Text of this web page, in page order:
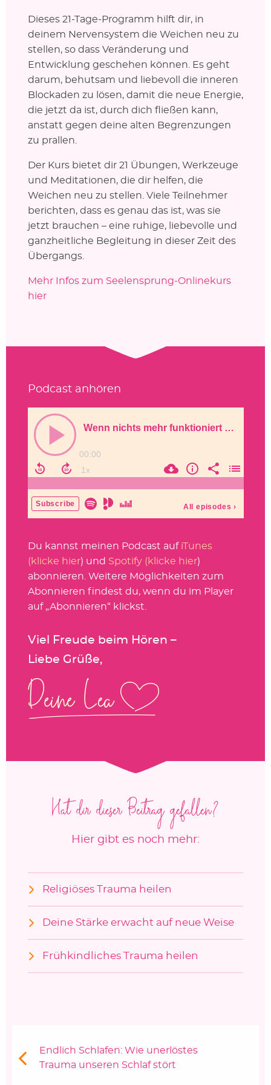
Dieses 21-Tage-Programm hilft dir, in
deinem Nervensystem die Weichen neu zu
stellen, so dass Veränderung und
Entwicklung geschehen können. Es geht
darum, behutsam und liebevoll die inneren
Blockaden zu lösen, damit die neue Energie,
die jetzt da ist, durch dich fließen kann,
anstatt gegen deine alten Begrenzungen
zu prallen.
Der Kurs bietet dir 21 Übungen, Werkzeuge
und Meditationen, die dir helfen, die
Weichen neu zu stellen. Viele Teilnehmer
berichten, dass es genau das ist, was sie
jetzt brauchen – eine ruhige, liebevolle und
ganzheitliche Begleitung in dieser Zeit des
Übergangs.
Mehr Infos zum Seelensprung-Onlinekurs
hier
Podcast anhören
Du kannst meinen Podcast auf iTunes
(klicke hier) und Spotify (klicke hier)
abonnieren. Weitere Möglichkeiten zum
Abonnieren findest du, wenn du im Player
auf „Abonnieren“ klickst.
Viel Freude beim Hören –
Liebe Grüße,
Hat dir dieser Beitrag gefallen?
Hier gibt es noch mehr:
Religiöses Trauma heilen
Deine Stärke erwacht auf neue Weise
Frühkindliches Trauma heilen
Vorheriger Beitrag:
Endlich Schlafen: Wie unerlöstes
Trauma unseren Schlaf stört